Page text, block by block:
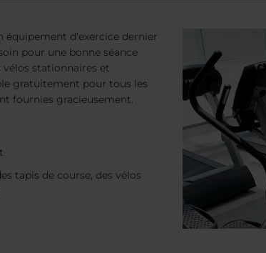
équipement d'exercice dernier
pour une bonne séance
vélos stationnaires et
gratuitement pour tous les
fournies gracieusement.
tapis de course, des vélos